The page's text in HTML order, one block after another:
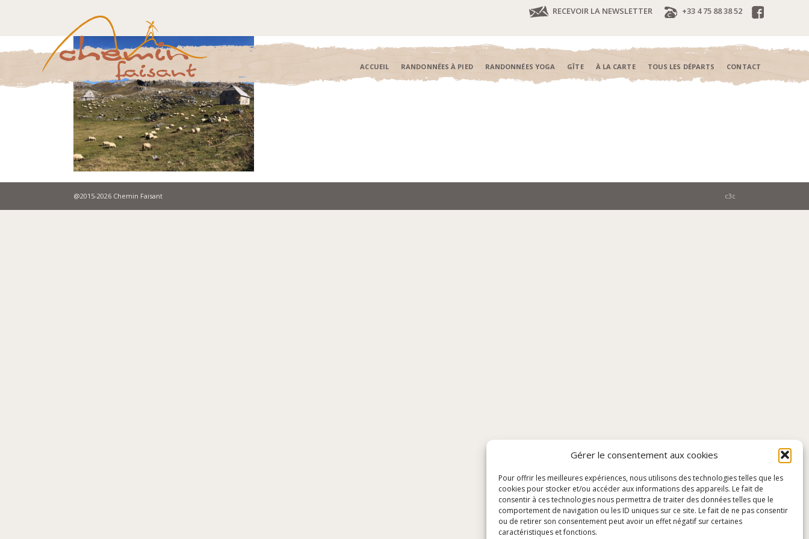
Gérer le consentement aux cookies
Pour offrir les meilleures expériences, nous utilisons des technologies telles que les
cookies pour stocker et/ou accéder aux informations des appareils. Le fait de
consentir à ces technologies nous permettra de traiter des données telles que le
comportement de navigation ou les ID uniques sur ce site. Le fait de ne pas consentir
ou de retirer son consentement peut avoir un effet négatif sur certaines
caractéristiques et fonctions.
RECEVOIR LA NEWSLETTER +33 4 75 88 38 52
ACCUEIL RANDONNÉES À PIED RANDONNÉES YOGA GÎTE À LA CARTE TOUS LES DÉPARTS CONTACT
@2015-2026 Chemin Faisant c3c